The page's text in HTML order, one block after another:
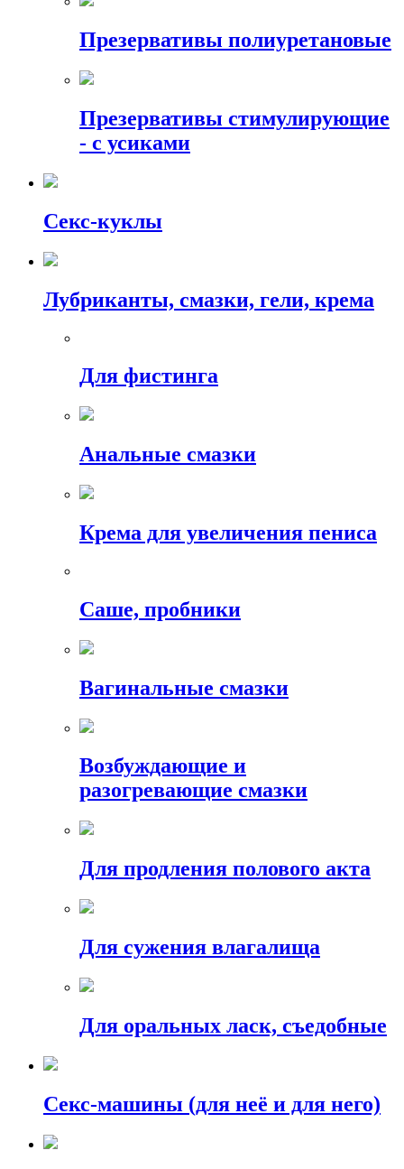
Презервативы полиуретановые
Презервативы стимулирующие
- с усиками
Секс-куклы
Лубриканты, смазки, гели, крема
Для фистинга
Анальные смазки
Крема для увеличения пениса
Саше, пробники
Вагинальные смазки
Возбуждающие и
разогревающие смазки
Для продления полового акта
Для сужения влагалища
Для оральных ласк, съедобные
Секс-машины (для неё и для него)